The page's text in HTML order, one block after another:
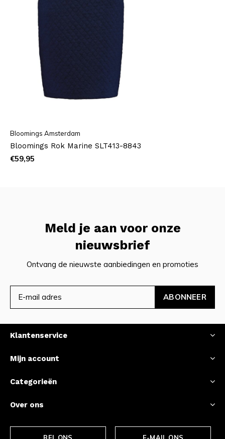
Bloomings Amsterdam
Bloomings Rok Marine SLT413-8843
€59,95
Meld je aan voor onze
nieuwsbrief
Ontvang de nieuwste aanbiedingen en promoties
ABONNEER
Klantenservice
Mijn account
Categorieën
Over ons
BEL ONS E-MAIL ONS